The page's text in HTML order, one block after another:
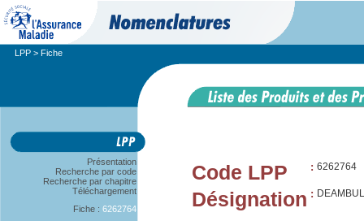
LPP > Fiche
Présentation
Recherche par code
Recherche par chapitre
Téléchargement
Fiche : 6262764
Code LPP : 6262764
Désignation :